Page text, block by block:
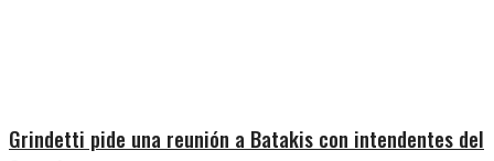
Grindetti pide una reunión a Batakis con intendentes del